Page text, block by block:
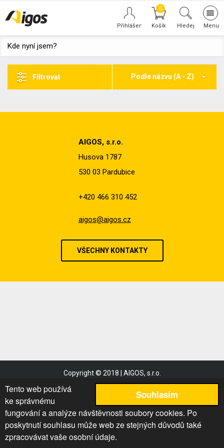
Souhlasím
Tento web používá
ke správnému
fungování a analýze návštěvnosti soubory cookies. Po
poskytnutí souhlasu může web ze stejných důvodů také
zpracovávat vaše osobní údaje.
0
Hledej
Kde nyní jsem?
Filtrovat Podle názvu (A - Z)
AIGOS, s.r.o.
Husova 1787
530 03 Pardubice
+420 466 310 452
aigos@aigos.cz
VŠECHNY KONTAKTY
Copyright © 2018 | AIGOS, s.r.o.
Obchodní podmínky
Reklamační řád
Podmínky užití
Mapa stránek